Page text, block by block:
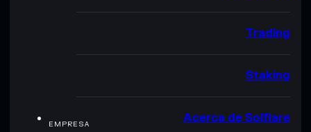
Trading
Staking
EMPRESA Acerca de Solflare